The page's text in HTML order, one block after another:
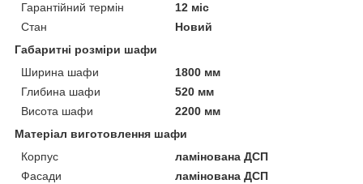
Гарантійний термін
12 міс
Стан
Новий
Габаритні розміри шафи
Ширина шафи
1800 мм
Глибина шафи
520 мм
Висота шафи
2200 мм
Матеріал виготовлення шафи
Корпус
ламінована ДСП
Фасади
ламінована ДСП